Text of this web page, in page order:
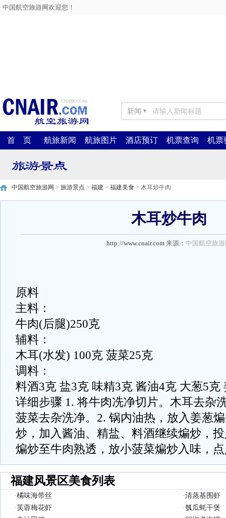
中国航空旅游网欢迎您！
新闻 ▼
首 页 航旅新闻 航旅图片 酒店预订 机票查询 机票
中国航空旅游网 > 旅游景点 > 福建 > 福建美食 > 木耳炒牛肉
木耳炒牛肉
http://www.cnair.com 来源： 中国航空旅
原料
主料：
牛肉(后腿)250克
辅料：
木耳(水发) 100克 菠菜25克
调料：
料酒3克 盐3克 味精3克 酱油4克 大葱5克
详细步骤 1. 将牛肉冼净切片。木耳去杂
菠菜去杂洗净。2. 锅内油热，放入姜葱
炒，加入酱油、精盐、料酒继续煸炒，
煸炒至牛肉熟透，放小菠菜煸炒入味，
福建风景区美食列表
·橘味海带丝 ·清蒸基围虾
·芙蓉梅花虾 ·瓠瓜蚝干煲